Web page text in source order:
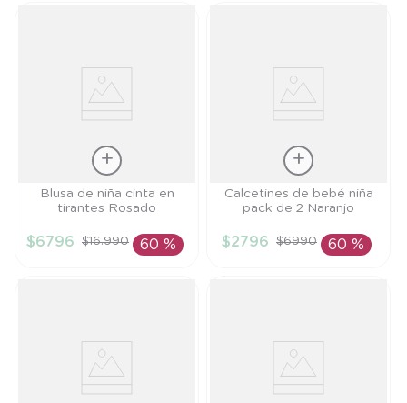
Talla
AÑADIR AL
Blusa de niña cinta en
tirantes Rosado
$6796 $16.990 60 %
Talla
AÑADIR AL
Calcetines de bebé niña
pack de 2 Naranjo
$2796 $6990 60 %